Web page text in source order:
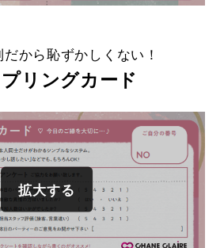
だから恥ずかしくない！
リングカード